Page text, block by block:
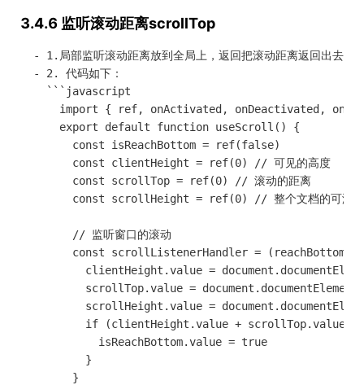
3.4.6 监听滚动距离scrollTop
  - 1.局部监听滚动距离放到全局上，返回把滚动距离返回出去
  - 2. 代码如下：
    ```javascript
import { ref, onActivated, onDeactivated,
      export default function useScroll() {
        const isReachBottom = ref(false)
        const clientHeight = ref(0) // 可见的高度
        const scrollTop = ref(0) // 滚动的距离
const scrollHeight = ref(0) // 整个文档的可滚
        // 监听窗口的滚动
const scrollListenerHandler =
clientHeight.value =
scrollTop.value =
scrollHeight.value =
if (clientHeight.value + scrollTop.value
            isReachBottom.value = true
          }
        }